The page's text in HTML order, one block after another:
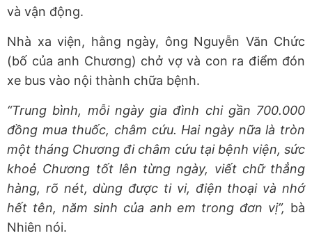
và vận động.
Nhà xa viện, hằng ngày, ông Nguyễn Văn Chức
(bố của anh Chương) chở vợ và con ra điểm đón
xe bus vào nội thành chữa bệnh.
“Trung bình, mỗi ngày gia đình chi gần 700.000
đồng mua thuốc, châm cứu. Hai ngày nữa là tròn
một tháng Chương đi châm cứu tại bệnh viện, sức
khoẻ Chương tốt lên từng ngày, viết chữ thẳng
hàng, rõ nét, dùng được ti vi, điện thoại và nhớ
hết tên, năm sinh của anh em trong đơn vị”, bà
Nhiên nói.